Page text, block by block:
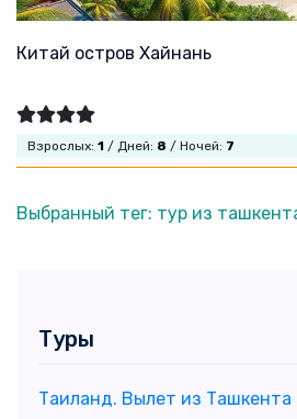
Китай остров Хайнань
Взрослых: 1 / Дней: 8 / Ночей: 7
Выбранный тег: тур из
Туры
Таиланд. Вылет из Ташкента